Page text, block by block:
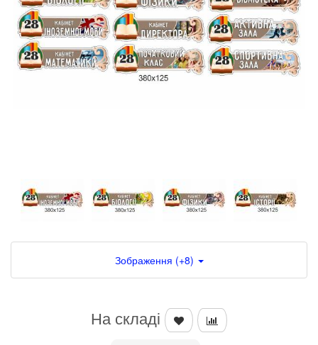
На складі
Зображення (+8)